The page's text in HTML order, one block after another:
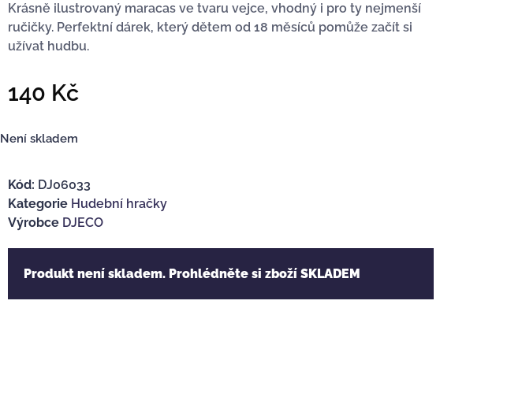
Krásně ilustrovaný maracas ve tvaru vejce, vhodný i pro ty nejmenší
ručičky. Perfektní dárek, který dětem od 18 měsíců pomůže začít si
užívat hudbu.
140 Kč
Není skladem
Kód: DJ06033
Kategorie Hudební hračky
Výrobce DJECO
Produkt není skladem. Prohlédněte si zboží SKLADEM